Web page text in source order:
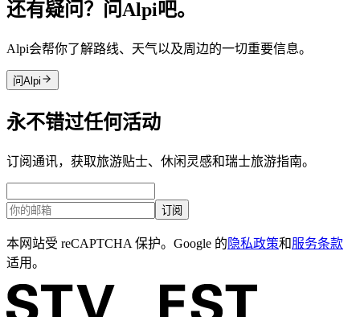
还有疑问？问Alpi吧。
Alpi会帮你了解路线、天气以及周边的一切重要信息。
问Alpi
永不错过任何活动
订阅通讯，获取旅游贴士、休闲灵感和瑞士旅游指南。
订阅
本网站受 reCAPTCHA 保护。Google 的 隐私政策和服务条款
适用。